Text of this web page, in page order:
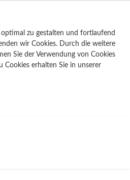
zu gestalten und fortlaufend
wir Cookies. Durch die weitere
Sie der Verwendung von Cookies
erhalten Sie in unserer